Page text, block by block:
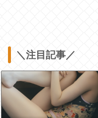
＼注目記事／